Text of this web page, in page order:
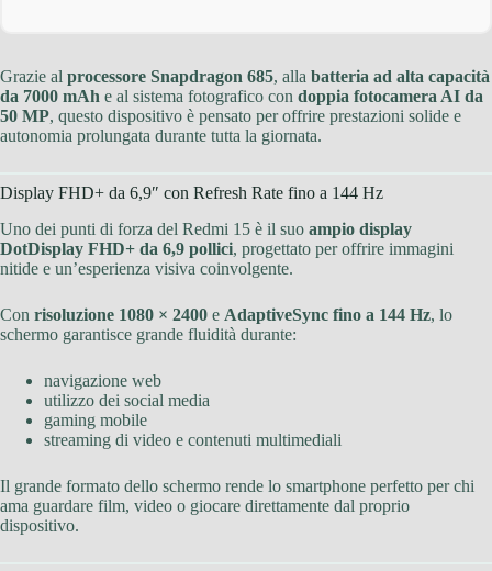
Grazie al processore Snapdragon 685, alla batteria ad alta capacità
da 7000 mAh e al sistema fotografico con doppia fotocamera AI da
50 MP, questo dispositivo è pensato per offrire prestazioni solide e
autonomia prolungata durante tutta la giornata.
Display FHD+ da 6,9″ con Refresh Rate fino a 144 Hz
Uno dei punti di forza del Redmi 15 è il suo ampio display
DotDisplay FHD+ da 6,9 pollici, progettato per offrire immagini
nitide e un’esperienza visiva coinvolgente.
Con risoluzione 1080 × 2400 e AdaptiveSync fino a 144 Hz, lo
schermo garantisce grande fluidità durante:
navigazione web
utilizzo dei social media
gaming mobile
streaming di video e contenuti multimediali
Il grande formato dello schermo rende lo smartphone perfetto per chi
ama guardare film, video o giocare direttamente dal proprio
dispositivo.